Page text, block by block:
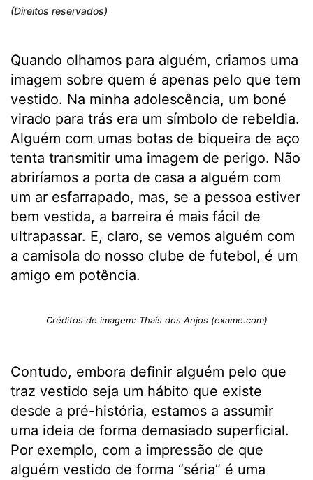
(Direitos reservados)
Quando olhamos para alguém, criamos uma
imagem sobre quem é apenas pelo que tem
vestido. Na minha adolescência, um boné
virado para trás era um símbolo de rebeldia.
Alguém com umas botas de biqueira de aço
tenta transmitir uma imagem de perigo. Não
abriríamos a porta de casa a alguém com
um ar esfarrapado, mas, se a pessoa estiver
bem vestida, a barreira é mais fácil de
ultrapassar. E, claro, se vemos alguém com
a camisola do nosso clube de futebol, é um
amigo em potência.
Créditos de imagem: Thaís dos Anjos (exame.com)
Contudo, embora definir alguém pelo que
traz vestido seja um hábito que existe
desde a pré-história, estamos a assumir
uma ideia de forma demasiado superficial.
Por exemplo, com a impressão de que
alguém vestido de forma “séria” é uma